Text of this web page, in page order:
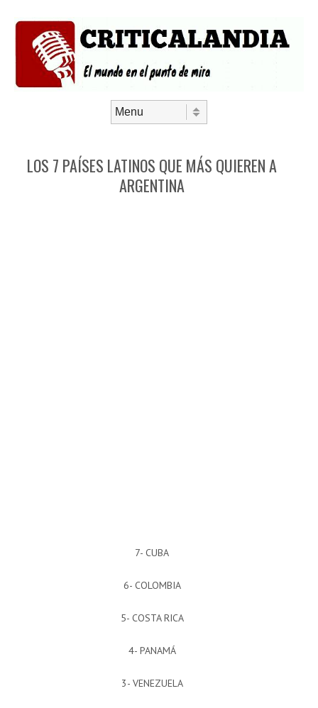
LOS 7 PAÍSES LATINOS QUE MÁS QUIEREN A
ARGENTINA
7- CUBA
6- COLOMBIA
5- COSTA RICA
4- PANAMÁ
3- VENEZUELA